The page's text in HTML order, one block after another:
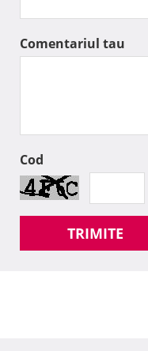
Comentariul tau
Cod
TRIMITE